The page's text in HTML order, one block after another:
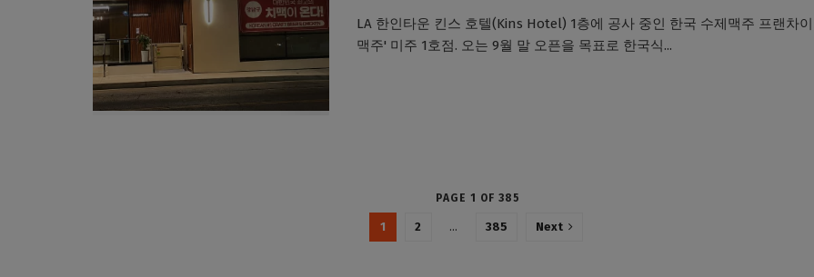
LA 한인타운 킨스 호텔(Kins Hotel) 1층에 공사 중인 한국 수제맥주 프랜차
맥주' 미주 1호점. 오는 9월 말 오픈을 목표로 한국식...
PAGE 1 OF 385
1 2 … 385 Next